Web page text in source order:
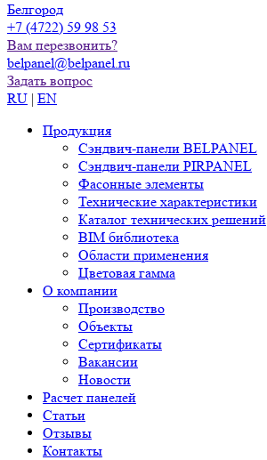
Белгород
+7 (4722) 59 98 53
Вам перезвонить?
belpanel@belpanel.ru
Задать вопрос
RU | EN
Продукция
Сэндвич-панели BELPANEL
Сэндвич-панели PIRPANEL
Фасонные элементы
Технические характеристики
Каталог технических решений
BIM библиотека
Области применения
Цветовая гамма
О компании
Производство
Объекты
Сертификаты
Вакансии
Новости
Расчет панелей
Статьи
Отзывы
Контакты